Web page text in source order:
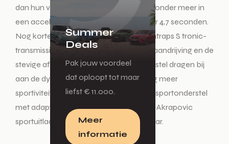
Summer
Deals
Pak jouw voordeel
dat oploopt tot maar
liefst € 11.000.
Meer
informatie
dan hun voorgangers. Dat vertaalt zich onder meer in
een acceleratie van 0-100 km/u in maar 4,7 seconden.
Nog kortere schakeltijden van de zeventraps S tronic-
transmissie, de grip van quattro vierwielaandrijving en de
stevige afstemming van het sportonderstel dragen bij
aan de dynamische rijervaring. Voor nog meer
sportiviteit zijn een torque splitter, het S-sportonderstel
met adaptieve dempers en het titanium Akrapovic
sportuitlaatsysteem (optioneel) leverbaar.